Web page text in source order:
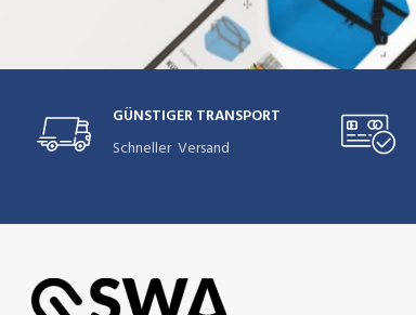
GÜNSTIGER TRANSPORT
Schneller Versand